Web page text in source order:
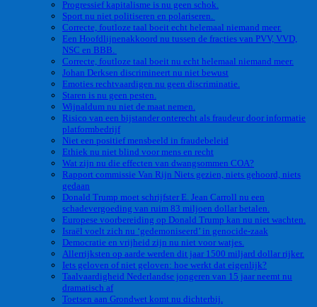
Progressief kapitalisme is nu geen schok.
Sport nu niet politiseren en polariseren.
Correcte, foutloze taal boeit echt helemaal niemand meer.
Een Hoofdlijnenakkoord nu tussen de fracties van PVV, VVD,
NSC en BBB.
Correcte, foutloze taal boeit nu echt helemaal niemand meer.
Johan Derksen discrimineert nu niet bewust
Emoties rechtvaardigen nu geen discriminatie.
Staren is nu geen pesten.
Wijnaldum nu niet de maat nemen.
Risico van een bijstander onterecht als fraudeur door informatie
platformbedrijf
Niet een positief mensbeeld in fraudebeleid
Ethiek nu niet blind voor mens en recht
Wat zijn nu die effecten van dwangsommen COA?
Rapport commissie Van Rijn Niets gezien, niets gehoord, niets
gedaan
Donald Trump moet schrijfster E. Jean Carroll nu een
schadevergoeding van ruim 83 miljoen dollar betalen.
Europese voorbereiding op Donald Trump kan nu niet wachten.
Israël voelt zich nu ‘gedemoniseerd’ in genocide-zaak
Democratie en vrijheid zijn nu niet voor watjes.
Allerrijksten op aarde werden dit jaar 1500 miljard dollar rijker.
Iets geloven of niet geloven: hoe werkt dat eigenlijk?
Taalvaardigheid Nederlandse jongeren van 15 jaar neemt nu
dramatisch af
Toetsen aan Grondwet komt nu dichterbij.